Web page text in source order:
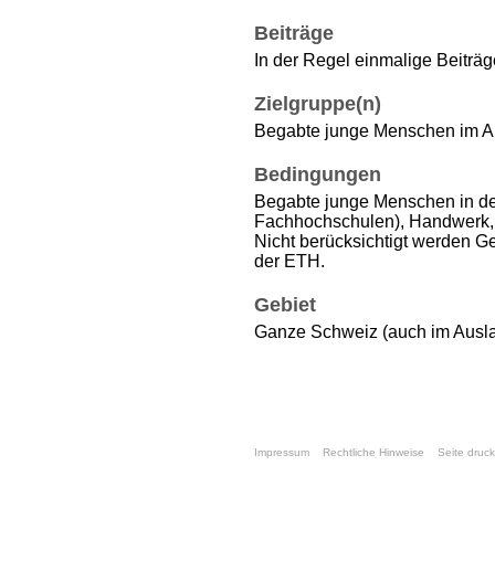
Beiträge
In der Regel einmalige
Zielgruppe(n)
Begabte junge Menschen im
Bedingungen
Begabte junge Menschen in
Fachhochschulen),
Nicht berücksichtigt werden
der ETH.
Gebiet
Ganze Schweiz (auch im
Impressum Rechtliche Hinweise Seite